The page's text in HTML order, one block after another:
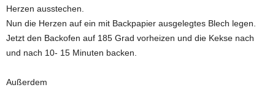
Herzen ausstechen.
Nun die Herzen auf ein mit Backpapier ausgelegtes Blech legen.
Jetzt den Backofen auf 185 Grad vorheizen und die Kekse nach
und nach 10- 15 Minuten backen.
Außerdem